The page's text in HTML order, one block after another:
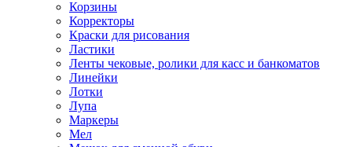
Корзины
Корректоры
Краски для рисования
Ластики
Ленты чековые, ролики для касс и банкоматов
Линейки
Лотки
Лупа
Маркеры
Мел